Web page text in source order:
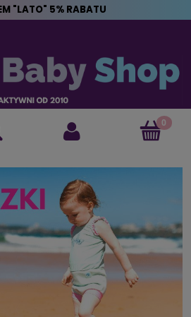
"LATO" 5% RABATU